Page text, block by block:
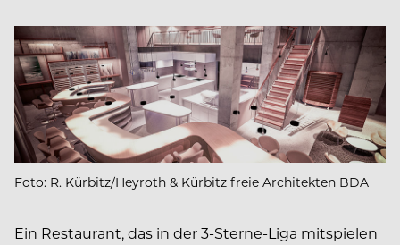
Foto: R. Kürbitz/Heyroth & Kürbitz freie Architekten BDA
Ein Restaurant, das in der 3-Sterne-Liga mitspielen